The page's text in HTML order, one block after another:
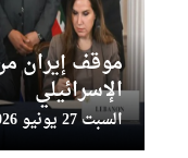
موقف إيران من
الإسرائيلي
السبت 27 يونيو 2026 - 11:27:36